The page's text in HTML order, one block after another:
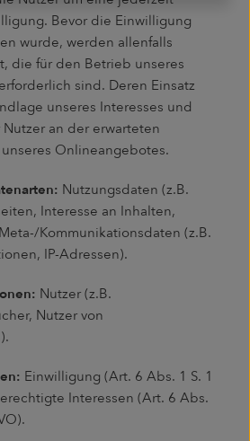
Bevor die Einwilligung
wurde, werden allenfalls
die für den Betrieb unseres
sind. Deren Einsatz
unseres Interesses und
an der erwarteten
Onlineangebotes.
Nutzungsdaten (z.B.
Interesse an Inhalten,
Kommunikationsdaten (z.B.
IP-Adressen).
Nutzer (z.B.
Nutzer von
Einwilligung (Art. 6 Abs. 1 S. 1
Interessen (Art. 6 Abs.